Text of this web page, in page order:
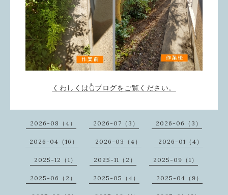
くわしくは👆ブログをご覧ください。
2026-08（4） 2026-07（3） 2026-06（3）
2026-04（16） 2026-03（4） 2026-01（4）
2025-12（1） 2025-11（2） 2025-09（1）
2025-06（2） 2025-05（4） 2025-04（9）